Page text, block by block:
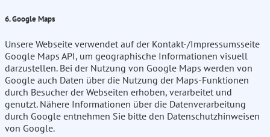
6. Google Maps
Unsere Webseite verwendet auf der Kontakt-/Impressumsseite
Google Maps API, um geographische Informationen visuell
darzustellen. Bei der Nutzung von Google Maps werden von
Google auch Daten über die Nutzung der Maps-Funktionen
durch Besucher der Webseiten erhoben, verarbeitet und
genutzt. Nähere Informationen über die Datenverarbeitung
durch Google entnehmen Sie bitte den Datenschutzhinweisen
von Google.